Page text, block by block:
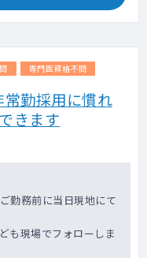
専門医資格不問
勤採用に慣れ
きます
勤務前に当日現地にて
も現場でフォローしま